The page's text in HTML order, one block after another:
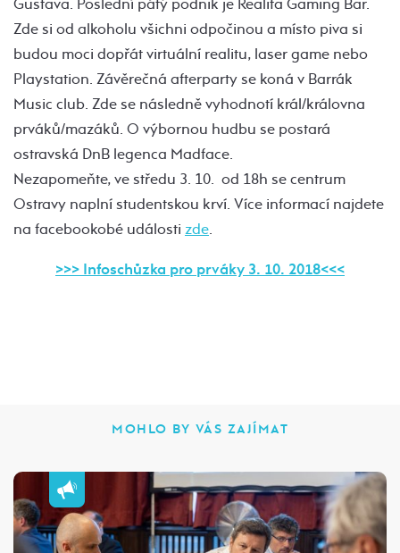
Zde si od alkoholu všichni odpočinou a místo piva si
budou moci dopřát virtuální realitu, laser game nebo
Playstation. Závěrečná afterparty se koná v Barrák
Music club. Zde se následně vyhodnotí král/královna
prváků/mazáků. O výbornou hudbu se postará
ostravská DnB legenca Madface.
Nezapomeňte, ve středu 3. 10. od 18h se centrum
Ostravy naplní studentskou krví. Více informací najdete
na facebookobé události zde.
>>> Infoschůzka pro prváky 3. 10. 2018<<<
MOHLO BY VÁS ZAJÍMAT